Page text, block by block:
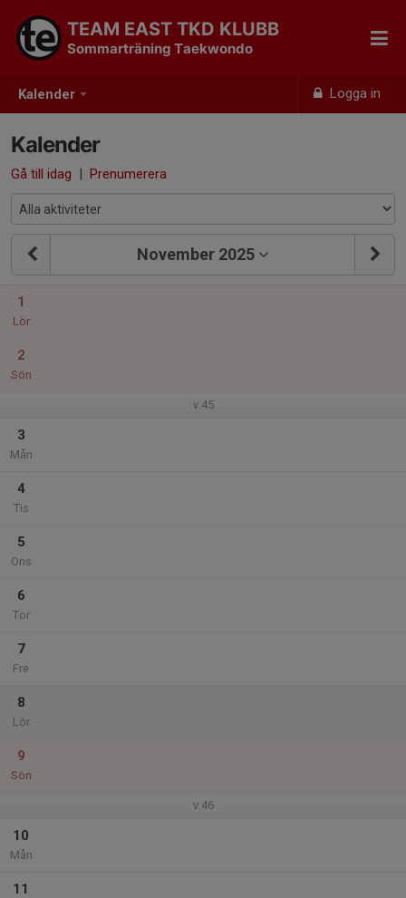
Kalender Logga in
TEAM EAST TKD KLUBB
Sommarträning Taekwondo
Kalender
Gå till idag | Prenumerera
November 2025
1
Lör
2
Sön
v.45
3
Mån
4
Tis
5
Ons
6
Tor
7
Fre
8
Lör
9
Sön
v.46
10
Mån
11